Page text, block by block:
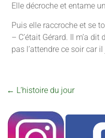
Elle décroche et entame
Puis elle raccroche et se
– C’était Gérard. Il m’a dit
pas l’attendre ce soir car
← L’histoire du jour